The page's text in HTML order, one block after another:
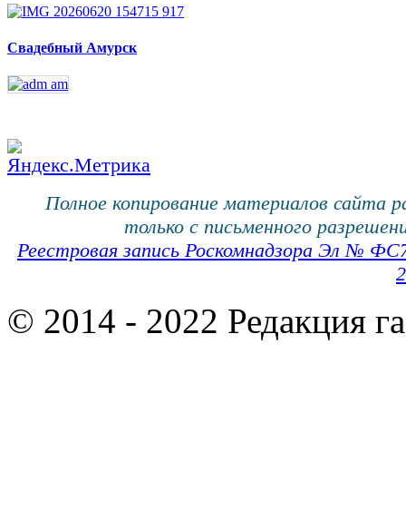
Свадебный Амурск
Полное копирование материалов сайта
только с письменного
Реестровая запись Роскомнадзора Эл №
© 2014 - 2022 Редакция